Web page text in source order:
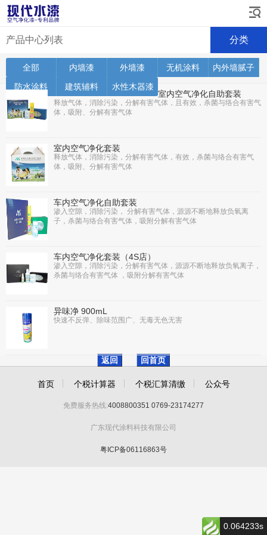
产品中心列表 分类
全部 内墙漆 外墙漆 无机涂料
内外墙腻子
防水涂料
建筑辅料 水性木器漆
室内空气净化自助套装
释放气体，消除污染，分解有害气体，且有效，杀菌与络合有害气
体，吸附、分解有害气体
室内空气净化套装
释放气体，消除污染，分解有害气体，有效，杀菌与络合有害气
体，吸附、分解有害气体
车内空气净化自助套装
渗入空隙，消除污染， 分解有害气体，源源不断地释放负氧离
子，杀菌与络合有害气体，吸附分解有害气体
车内空气净化套装（4S店）
渗入空隙，消除污染，分解有害气体，源源不断地释放负氧离子，
杀菌与络合有害气体 ，吸附分解有害气体
异味净 900mL
快速不反弹、除味范围广、无毒无色无害
返回 回首页
首页 个税计算器 个税汇算清缴 公众号
免费服务热线:4008800351 0769-23174277
广东现代涂料科技有限公司
粤ICP备06116863号
0.064233s